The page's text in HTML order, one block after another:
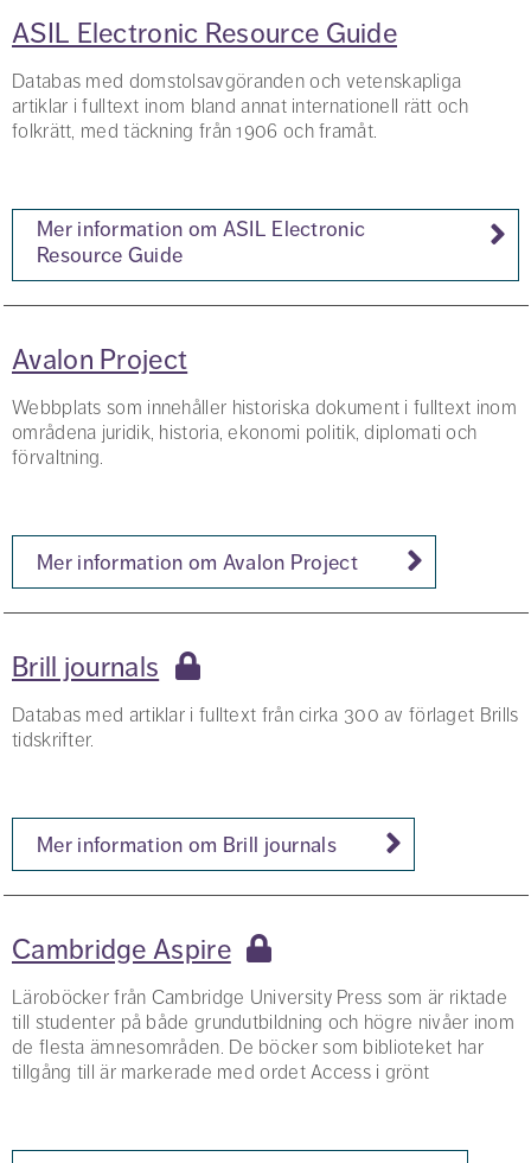
ASIL Electronic Resource Guide
Databas med domstolsavgöranden och vetenskapliga
artiklar i fulltext inom bland annat internationell rätt och
folkrätt, med täckning från 1906 och framåt.
Mer information om ASIL Electronic
Resource Guide
Avalon Project
Webbplats som innehåller historiska dokument i fulltext inom
områdena juridik, historia, ekonomi politik, diplomati och
förvaltning.
Mer information om Avalon Project
Brill journals
Databas med artiklar i fulltext från cirka 300 av förlaget Brills
tidskrifter.
Mer information om Brill journals
Cambridge Aspire
Läroböcker från Cambridge University Press som är riktade
till studenter på både grundutbildning och högre nivåer inom
de flesta ämnesområden. De böcker som biblioteket har
tillgång till är markerade med ordet Access i grönt